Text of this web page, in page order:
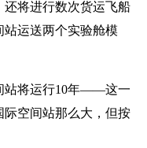
将进行数次货运飞船
运送两个实验舱模
站将运行10年——这一
际空间站那么大，但按